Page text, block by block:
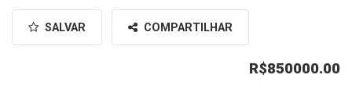
SALVAR COMPARTILHAR
R$850000.00